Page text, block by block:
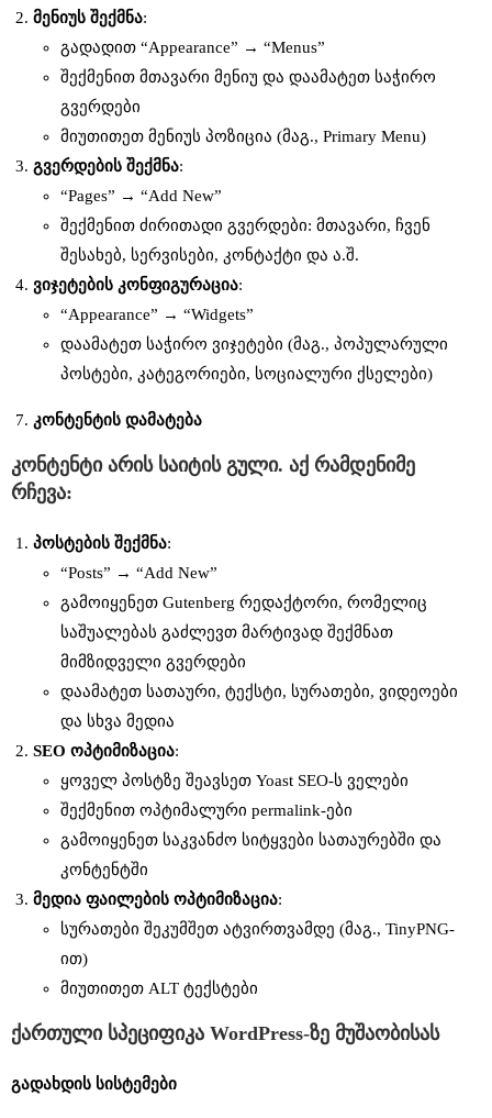
მენიუს შექმნა:
გადადით “Appearance” → “Menus”
შექმენით მთავარი მენიუ და დაამატეთ საჭირო
გვერდები
მიუთითეთ მენიუს პოზიცია (მაგ., Primary Menu)
გვერდების შექმნა:
“Pages” → “Add New”
შექმენით ძირითადი გვერდები: მთავარი, ჩვენ
შესახებ, სერვისები, კონტაქტი და ა.შ.
ვიჯეტების კონფიგურაცია:
“Appearance” → “Widgets”
დაამატეთ საჭირო ვიჯეტები (მაგ., პოპულარული
პოსტები, კატეგორიები, სოციალური ქსელები)
კონტენტის დამატება
კონტენტი არის საიტის გული. აქ რამდენიმე
რჩევა:
პოსტების შექმნა:
“Posts” → “Add New”
გამოიყენეთ Gutenberg რედაქტორი, რომელიც
საშუალებას გაძლევთ მარტივად შექმნათ
მიმზიდველი გვერდები
დაამატეთ სათაური, ტექსტი, სურათები, ვიდეოები
და სხვა მედია
SEO ოპტიმიზაცია:
ყოველ პოსტზე შეავსეთ Yoast SEO-ს ველები
შექმენით ოპტიმალური permalink-ები
გამოიყენეთ საკვანძო სიტყვები სათაურებში და
კონტენტში
მედია ფაილების ოპტიმიზაცია:
სურათები შეკუმშეთ ატვირთვამდე (მაგ., TinyPNG-
ით)
მიუთითეთ ALT ტექსტები
ქართული სპეციფიკა WordPress-ზე მუშაობისას
გადახდის სისტემები